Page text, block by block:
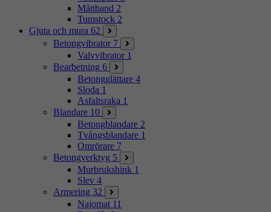
Måttband 2
Tumstock 2
Gjuta och mura 62
Betongvibrator 7
Valvvibrator 1
Bearbetning 6
Betongglättare 4
Sloda 1
Asfaltsraka 1
Blandare 10
Betongblandare 2
Tvångsblandare 1
Omrörare 7
Betongverktyg 5
Murbrukshink 1
Slev 4
Armering 32
Najomat 11